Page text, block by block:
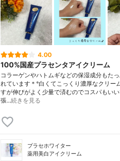
4.00
100%国産プラセンタアイクリーム
コラーゲンやハトムギなどの保湿成分もた
れています＊°白くてこっくり濃厚なクリー
すが伸びがよく少量で済むのでコスパもい
張…続きを見る
プラセホワイター
薬用美白アイクリーム